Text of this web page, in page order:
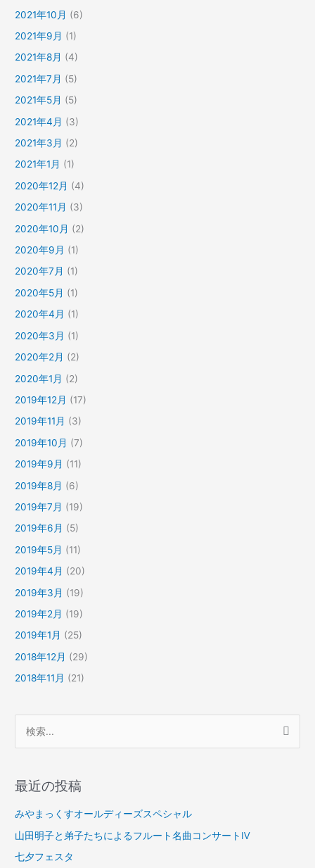
2021年10月 (6)
2021年9月 (1)
2021年8月 (4)
2021年7月 (5)
2021年5月 (5)
2021年4月 (3)
2021年3月 (2)
2021年1月 (1)
2020年12月 (4)
2020年11月 (3)
2020年10月 (2)
2020年9月 (1)
2020年7月 (1)
2020年5月 (1)
2020年4月 (1)
2020年3月 (1)
2020年2月 (2)
2020年1月 (2)
2019年12月 (17)
2019年11月 (3)
2019年10月 (7)
2019年9月 (11)
2019年8月 (6)
2019年7月 (19)
2019年6月 (5)
2019年5月 (11)
2019年4月 (20)
2019年3月 (19)
2019年2月 (19)
2019年1月 (25)
2018年12月 (29)
2018年11月 (21)
象
:
最近の投稿
みやまっくすオールディーズスペシャル
山田明子と弟子たちによるフルート名曲コンサートⅣ
七夕フェスタ